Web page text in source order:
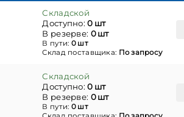
Складской
Доступно:0 шт
В резерве: 0 шт
В пути: 0 шт
Склад поставщика: По запросу
Складской
Доступно:0 шт
В резерве: 0 шт
В пути: 0 шт